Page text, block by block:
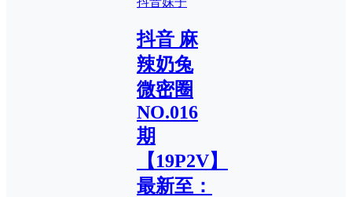
抖音 麻
辣奶兔
微密圈
NO.016
期
【19P2V】
最新至：